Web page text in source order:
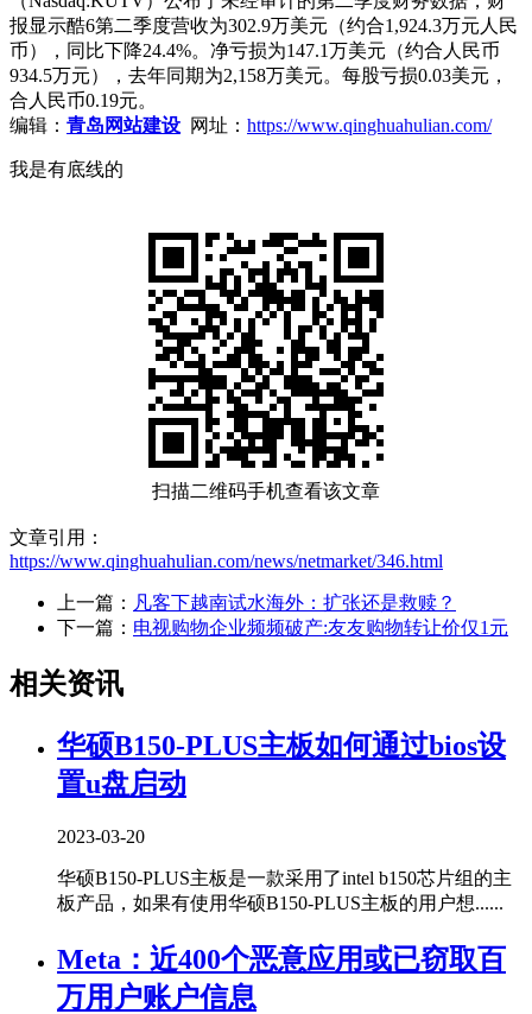
报显示酷6第二季度营收为302.9万美元（约合1,924.3万元人民
币），同比下降24.4%。净亏损为147.1万美元（约合人民币
934.5万元），去年同期为2,158万美元。每股亏损0.03美元，
合人民币0.19元。
编辑： 青岛网站建设 网址： https://www.qinghuahulian.com/
我是有底线的
扫描二维码手机查看该文章
文章引用：
https://www.qinghuahulian.com/news/netmarket/346.html
上一篇： 凡客下越南试水海外：扩张还是救赎？
下一篇： 电视购物企业频频破产:友友购物转让价仅1元
相关资讯
华硕B150-PLUS主板如何通过bios设
置u盘启动
2023-03-20
华硕B150-PLUS主板是一款采用了intel b150芯片组的主
板产品，如果有使用华硕B150-PLUS主板的用户想......
Meta：近400个恶意应用或已窃取百
万用户账户信息